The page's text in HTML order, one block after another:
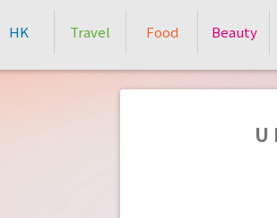
HK Travel Food Beauty
U